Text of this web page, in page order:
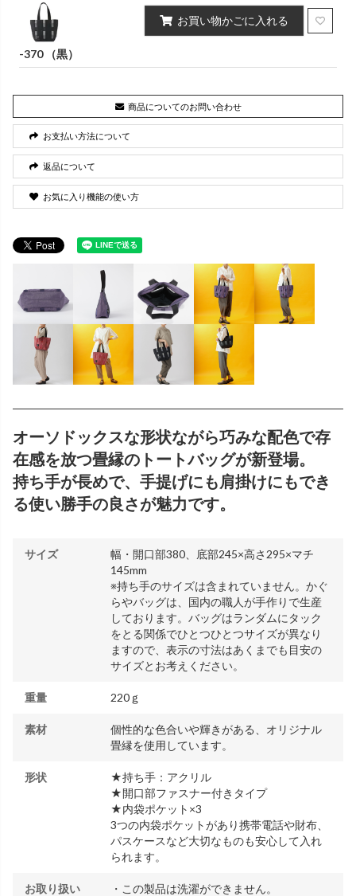
-370 （黒）
お買い物かごに入れる
商品についてのお問い合わせ
お支払い方法について
返品について
お気に入り機能の使い方
オーソドックスな形状ながら巧みな配色で存
在感を放つ畳縁のトートバッグが新登場。
持ち手が長めで、手提げにも肩掛けにもでき
る使い勝手の良さが魅力です。
サイズ
幅・開口部380、底部245×高さ295×マチ
145mm
※持ち手のサイズは含まれていません。かぐ
らやバッグは、国内の職人が手作りで生産
しております。バッグはランダムにタック
をとる関係でひとつひとつサイズが異なり
ますので、表示の寸法はあくまでも目安の
サイズとお考えください。
重量 220ｇ
素材
個性的な色合いや輝きがある、オリジナル
畳縁を使用しています。
形状
★持ち手：アクリル
★開口部ファスナー付きタイプ
★内袋ポケット×3
3つの内袋ポケットがあり携帯電話や財布、
パスケースなど大切なものも安心して入れ
られます。
お取り扱い
・この製品は洗濯ができません。